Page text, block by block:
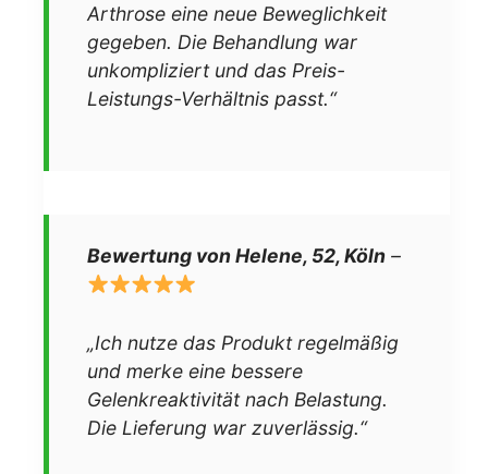
Arthrose eine neue Beweglichkeit
gegeben. Die Behandlung war
unkompliziert und das Preis-
Leistungs-Verhältnis passt.“
Bewertung von Helene, 52, Köln –
„Ich nutze das Produkt regelmäßig
und merke eine bessere
Gelenkreaktivität nach Belastung.
Die Lieferung war zuverlässig.“